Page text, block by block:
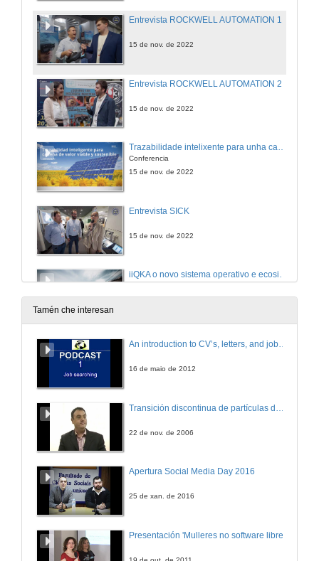
Entrevista ROCKWELL AUTOMATION 1
15 de nov. de 2022
Entrevista ROCKWELL AUTOMATION 2
15 de nov. de 2022
Trazabilidade intelixente para unha cadea de valor viable e sostible
Conferencia
15 de nov. de 2022
Entrevista SICK
15 de nov. de 2022
iiQKA o novo sistema operativo e ecosistema KUKA
15 de nov. de 2022
Entrevista KUKA 2
Conferencia
Entrevista BONFIGLIOLI
Tamén che interesan
An introduction to CV’s, letters, and job searching
16 de maio de 2012
22 de nov. de 2006
Apertura Social Media Day 2016
25 de xan. de 2016
Presentación 'Mulleres no software libre'